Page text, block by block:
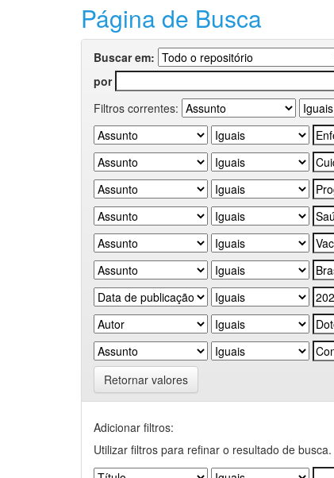
Página de Busca
Buscar em:
por
Filtros correntes:
Retornar valores
Adicionar filtros:
Utilizar filtros para refinar o resultado de busca.